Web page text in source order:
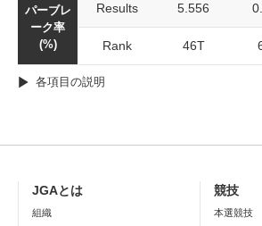
パーブレ
ーク率
(%)
Results 5.556
Rank 46T
各項目の説明
JGAとは
組織
競技
本選競技